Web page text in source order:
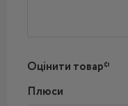
Оцінити товар*
Плюси